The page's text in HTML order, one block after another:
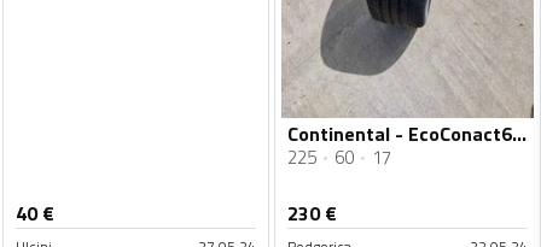
40€
Continental - EcoConact6 - Ljetnja guma
225 60 17
230€